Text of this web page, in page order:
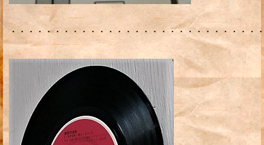
・・・・・・・・・・・・・・・・・・・・・・・・・・・・